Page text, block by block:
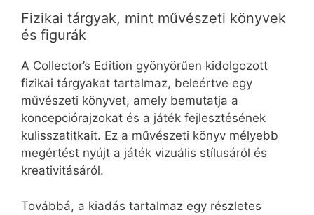
Fizikai tárgyak, mint művészeti könyvek
és figurák
A Collector’s Edition gyönyörűen kidolgozott
fizikai tárgyakat tartalmaz, beleértve egy
művészeti könyvet, amely bemutatja a
koncepciórajzokat és a játék fejlesztésének
kulisszatitkait. Ez a művészeti könyv mélyebb
megértést nyújt a játék vizuális stílusáról és
kreativitásáról.
Továbbá, a kiadás tartalmaz egy részletes